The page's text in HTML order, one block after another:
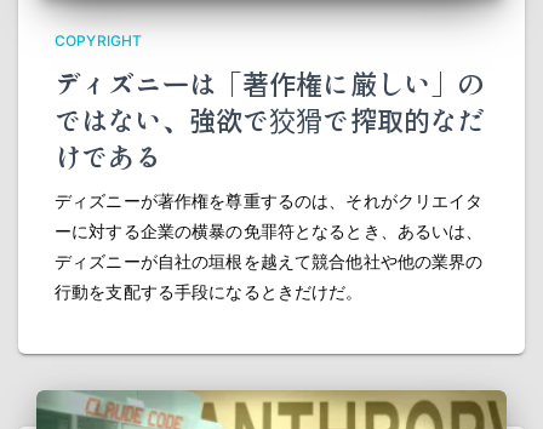
COPYRIGHT
ディズニーは「著作権に厳しい」の
ではない、強欲で狡猾で搾取的なだ
けである
ディズニーが著作権を尊重するのは、それがクリエイタ
ーに対する企業の横暴の免罪符となるとき、あるいは、
ディズニーが自社の垣根を越えて競合他社や他の業界の
行動を支配する手段になるときだけだ。